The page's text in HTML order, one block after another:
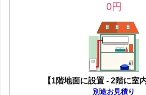
0円
【1階地面に設置 - 2階に室
別途お見積り